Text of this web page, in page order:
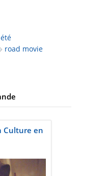
road movie
Culture en